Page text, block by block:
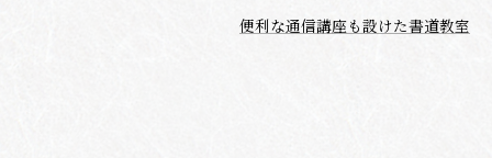
便利な通信講座も設けた書道教室